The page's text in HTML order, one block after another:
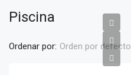
Piscina
Ordenar por: Orden por defecto